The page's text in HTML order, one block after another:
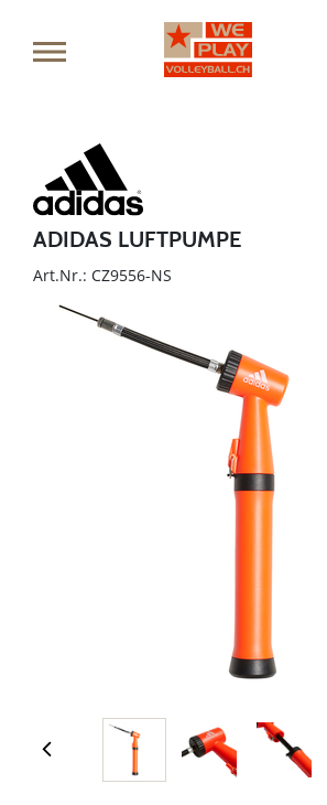
ADIDAS LUFTPUMPE
Art.Nr.: CZ9556-NS